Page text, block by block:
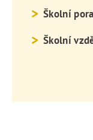
Školní
Školní